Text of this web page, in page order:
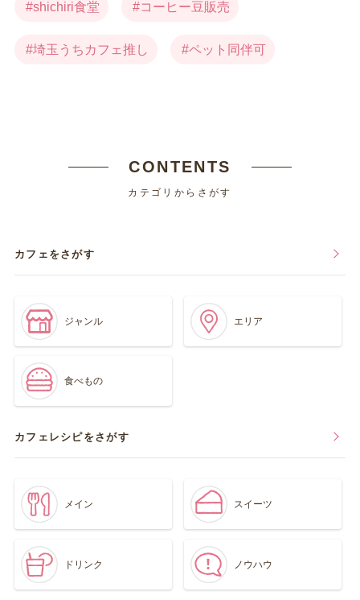
shichiri食堂 コーヒー豆販売
埼玉うちカフェ推し ペット同伴可
CONTENTS
カテゴリからさがす
カフェをさがす
ジャンル エリア
食べもの
カフェレシピをさがす
メイン スイーツ
ドリンク ノウハウ